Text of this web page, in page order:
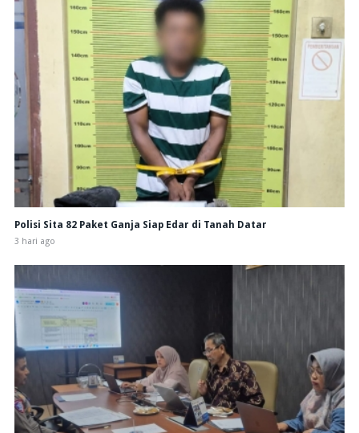
Polisi Sita 82 Paket Ganja Siap Edar di Tanah Datar
3 hari ago